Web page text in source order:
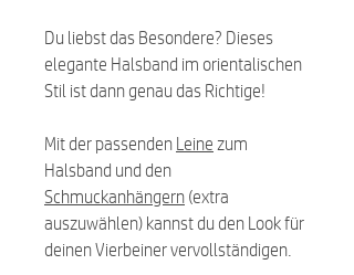
Du liebst das Besondere? Dieses
elegante Halsband im orientalischen
Stil ist dann genau das Richtige!
Mit der passenden Leine zum
Halsband und den
Schmuckanhängern (extra
auszuwählen) kannst du den Look für
deinen Vierbeiner vervollständigen.